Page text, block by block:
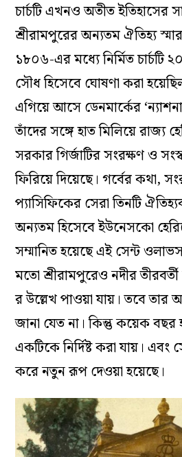
চার্চটি এখনও অতীত ইতিহাসের
শ্রীরামপুরের অন্যতম ঐতিহ্য
১৮০৬-এর মধ্যে নির্মিত
সৌধ হিসেবে ঘোষণা করা
এগিয়ে আসে ডেনমার্কের
তাঁদের সঙ্গে হাত মিলিয়ে রাজ্য
সরকার গির্জাটির সংরক্ষণ ও
ফিরিয়ে দিয়েছে। গর্বের কথা,
প্যাসিফিকের সেরা তিনটি
অন্যতম হিসেবে ইউনেসকো
সম্মানিত হয়েছে এই সেন্ট
মতো শ্রীরামপুরেও নদীর তীরবর্তী
র উল্লেখ পাওয়া যায়। তবে তার
জানা যেত না। কিন্তু কয়েক বছর
একটিকে নির্দিষ্ট করা যায়। এবং
করে নতুন রূপ দেওয়া হয়েছে।